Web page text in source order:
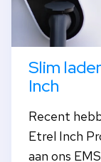
Slim
Inch
Recent
Etrel Inch
aan ons